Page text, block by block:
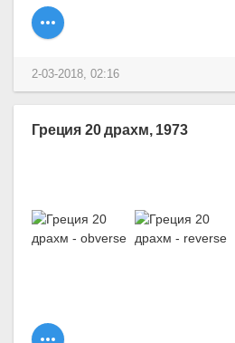
2-03-2018, 02:16
Греция 20 драхм, 1973